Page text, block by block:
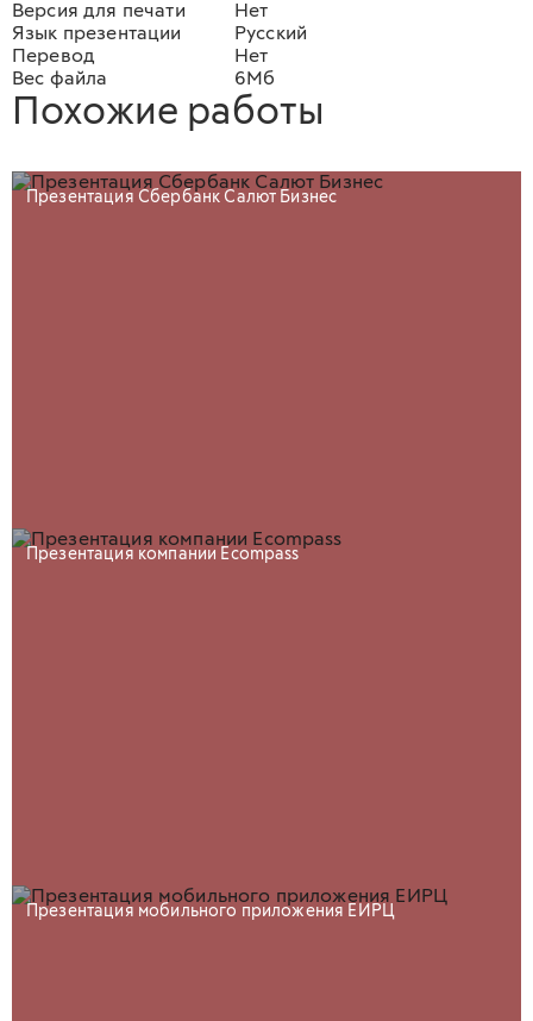
Версия для печати
Нет
Язык презентации
Русский
Перевод
Нет
Вес файла
6Мб
Похожие работы
Презентация Сбербанк Салют Бизнес
Презентация компании Ecompass
Презентация мобильного приложения ЕИРЦ